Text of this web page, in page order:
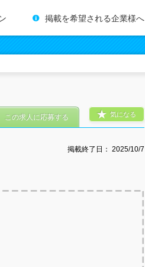
掲載を希望される企業様へ
掲載終了日： 2025/10/7
気になる
この求人に応募する